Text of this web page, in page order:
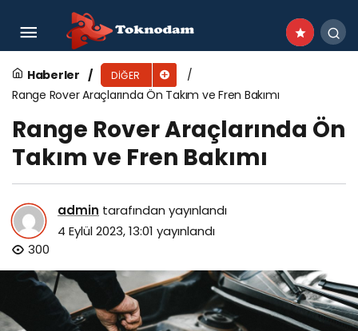
Haberler DIĞER
Range Rover Araçlarında Ön Takım ve Fren Bakımı
Range Rover Araçlarında Ön
Takım ve Fren Bakımı
admin tarafından yayınlandı
4 Eylül 2023, 13:01 yayınlandı
300
Precice 2 Limb Lengthening Surgery:
Procedures and Financial Considerations